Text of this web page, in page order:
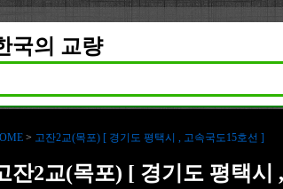
국의 교량
> 고잔2교(목포) [ 경기도 평택시 , 고속국도15호선 ]
잔2교(목포) [ 경기도 평택시